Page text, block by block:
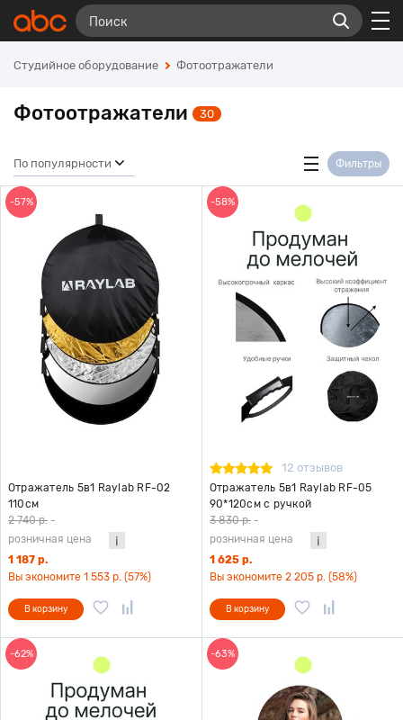
Студийное оборудование Фотоотражатели
Фотоотражатели 30
По популярности Фильтры
-57%
Отражатель 5в1 Raylab RF-02
110см
2 740 р. -
розничная цена
1 187 р.
Вы экономите 1 553 р. (57%)
В корзину
-58%
12 отзывов
Отражатель 5в1 Raylab RF-05
90*120см с ручкой
3 830 р. -
розничная цена
1 625 р.
Вы экономите 2 205 р. (58%)
В корзину
-62% -63%